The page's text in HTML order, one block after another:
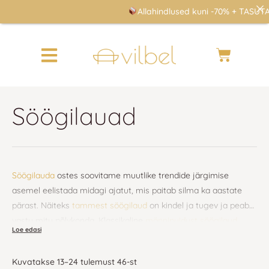
to
Cart
Söögilauad
Söögilauda ostes soovitame muutlike trendide järgimise
asemel eelistada midagi ajatut, mis paitab silma ka aastate
pärast. Näiteks tammest söögilaud on kindel ja tugev ja peab
sobib iga sisustusega. Vilbel täispuidust söögilauad on
sind kaua. Valikandilinevõiümar
Kuidas valida õige suurusega
söögilaud ja millal võtta
Kuvatakse 13–24 tulemust 46-st
Allahindlused kuni -70% +